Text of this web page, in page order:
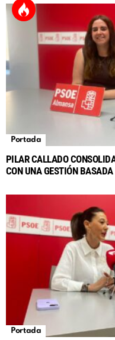
Portada
PILAR CALLADO
CON UNA GESTIÓN BASADA
Portada